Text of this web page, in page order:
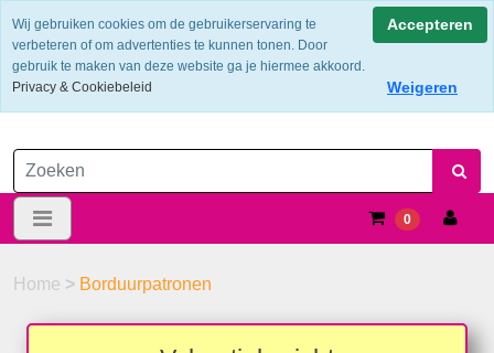
Verzendkosten €6.25 ---> NL: gratis verzending vanaf €60,-
0
Home > Borduurpatronen
Wij gebruiken cookies om de gebruikerservaring te
verbeteren of om advertenties te kunnen tonen. Door
gebruik te maken van deze website ga je hiermee akkoord.
Privacy & Cookiebeleid
Accepteren
Weigeren